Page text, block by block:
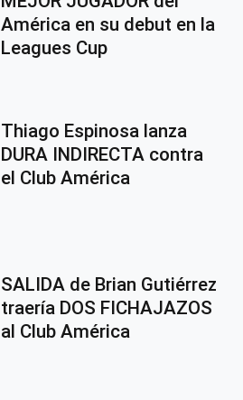
América en su debut en la
Leagues Cup
Thiago Espinosa lanza
DURA INDIRECTA contra
el Club América
SALIDA de Brian Gutiérrez
traería DOS FICHAJAZOS
al Club América